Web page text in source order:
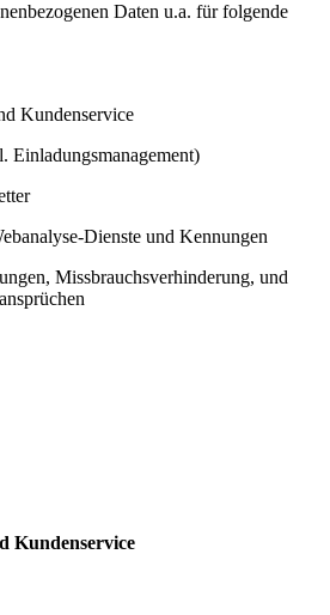
Daten u.a. für folgende
Kundenservice
Dienste und Kennungen
Missbrauchsverhinderung, und
Kundenservice